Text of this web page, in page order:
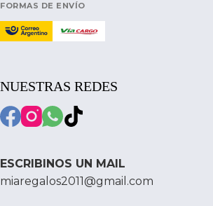
FORMAS DE ENVÍO
NUESTRAS REDES
ESCRIBINOS UN MAIL
miaregalos2011@gmail.com